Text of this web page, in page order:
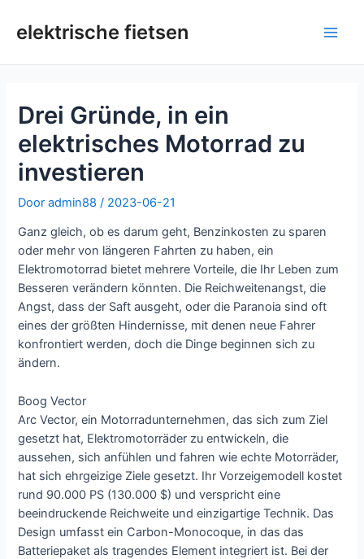
naarelektrische fietsen
Drei Gründe, in ein
elektrisches Motorrad zu
investieren
Dooradmin88/ 2023-06-21
Ganz gleich, ob es darum geht, Benzinkosten zu sparen
oder mehr von längeren Fahrten zu haben, ein
Elektromotorrad bietet mehrere Vorteile, die Ihr Leben zum
Besseren verändern könnten. Die Reichweitenangst, die
Angst, dass der Saft ausgeht, oder die Paranoia sind oft
eines der größten Hindernisse, mit denen neue Fahrer
konfrontiert werden, doch die Dinge beginnen sich zu
ändern.
Boog Vector
Arc Vector, ein Motorradunternehmen, das sich zum Ziel
gesetzt hat, Elektromotorräder zu entwickeln, die
aussehen, sich anfühlen und fahren wie echte Motorräder,
hat sich ehrgeizige Ziele gesetzt. Ihr Vorzeigemodell kostet
rund 90.000 PS (130.000 $) und verspricht eine
beeindruckende Reichweite und einzigartige Technik. Das
Design umfasst ein Carbon-Monocoque, in das das
Batteriepaket als tragendes Element integriert ist. Bei der